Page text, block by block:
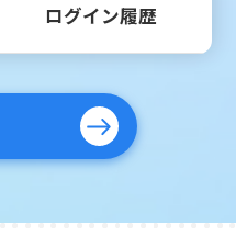
ログイン履歴